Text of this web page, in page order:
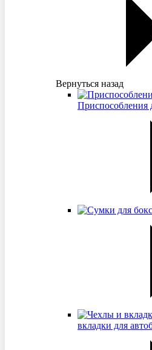
Вернуться назад
Приспособления
вкладки для